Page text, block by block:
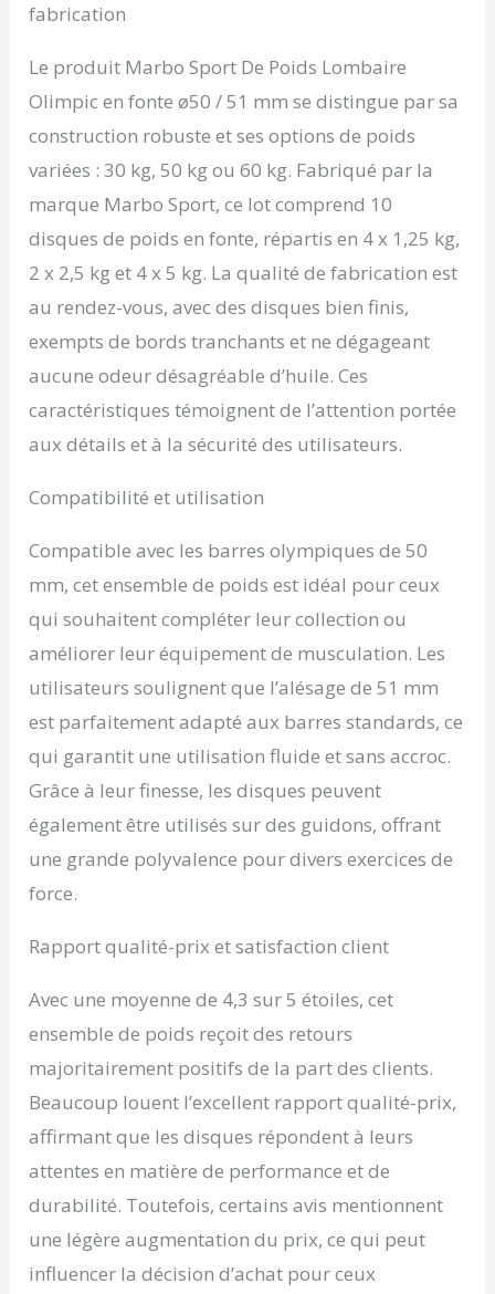
barre : grâce à ce jeu de
disques de musculation
à profil réduit, vous
pouvez ajouter plus de
poids sans vous soucier
du manque de place. Ce
jeu garantit une
répartition équilibrée
des poids. Compatibilité
et solidité optimales : les
plaques en fonte sont
conçues pour offrir
résistance et durabilité.
Leur structure garantit
aux haltères olympiques.
La fiabilité signée Marbo
nos disques d'haltères
et nos disques de
investissez dans un
produit conçu selon des
normes européennes
rigoureuses, fruit de
notre expérience et de
sécurité. Le coffret
contient : 4x Disques
1,25 kg; 2x 2,5 kg; 4x da
5 kg.
fabrication
Le produit Marbo Sport De Poids Lombaire
Olimpic en fonte ø50 / 51 mm se distingue par sa
construction robuste et ses options de poids
variées : 30 kg, 50 kg ou 60 kg. Fabriqué par la
marque Marbo Sport, ce lot comprend 10
disques de poids en fonte, répartis en 4 x 1,25 kg,
2 x 2,5 kg et 4 x 5 kg. La qualité de fabrication est
au rendez-vous, avec des disques bien finis,
exempts de bords tranchants et ne dégageant
aucune odeur désagréable d’huile. Ces
caractéristiques témoignent de l’attention portée
aux détails et à la sécurité des utilisateurs.
Compatibilité et utilisation
Compatible avec les barres olympiques de 50
mm, cet ensemble de poids est idéal pour ceux
qui souhaitent compléter leur collection ou
améliorer leur équipement de musculation. Les
utilisateurs soulignent que l’alésage de 51 mm
est parfaitement adapté aux barres standards, ce
qui garantit une utilisation fluide et sans accroc.
Grâce à leur finesse, les disques peuvent
également être utilisés sur des guidons, offrant
une grande polyvalence pour divers exercices de
force.
Rapport qualité-prix et satisfaction client
Avec une moyenne de 4,3 sur 5 étoiles, cet
ensemble de poids reçoit des retours
majoritairement positifs de la part des clients.
Beaucoup louent l’excellent rapport qualité-prix,
affirmant que les disques répondent à leurs
attentes en matière de performance et de
durabilité. Toutefois, certains avis mentionnent
une légère augmentation du prix, ce qui peut
influencer la décision d’achat pour ceux